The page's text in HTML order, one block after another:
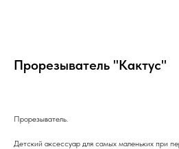
Прорезыватель "Кактус"
Прорезыватель.
Детский аксессуар для самых маленьких при